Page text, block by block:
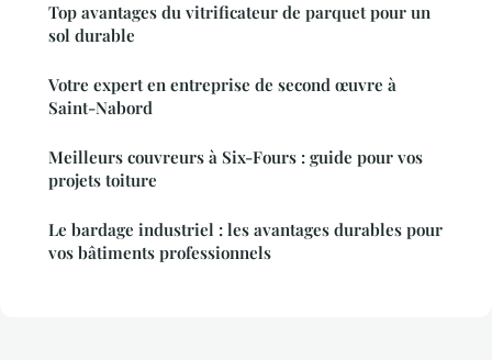
Top avantages du vitrificateur de parquet pour un
sol durable
Votre expert en entreprise de second œuvre à
Saint-Nabord
Meilleurs couvreurs à Six-Fours : guide pour vos
projets toiture
Le bardage industriel : les avantages durables pour
vos bâtiments professionnels